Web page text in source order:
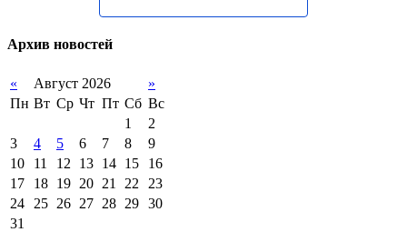
Архив новостей
« Август 2026
»
Пн Вт Ср Чт Пт Сб Вс
1
2
3
4 5 6 7 8
9
10
11 12 13 14 15
16
17
18 19 20 21 22
23
24
25 26 27 28 29 30
31